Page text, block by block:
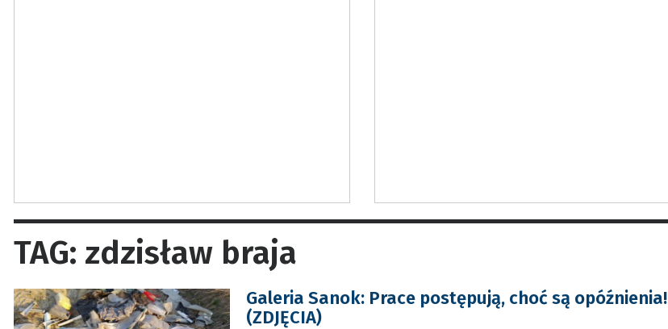
TAG: zdzisław braja
Galeria Sanok: Prace postępują, choć są opóźnienia!
(ZDJĘCIA)